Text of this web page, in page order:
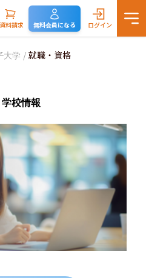
資料請求 無料会員になる ログイン
大学 / 就職・資格
学校情報